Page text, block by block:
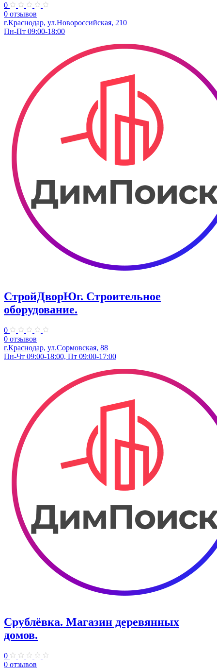
0
0 отзывов
г.Краснодар, ул.Новороссийская, 210
Пн-Пт 09:00-18:00
СтройДворЮг. Строительное
оборудование.
0
0 отзывов
г.Краснодар, ул.Сормовская, 88
Пн-Чт 09:00-18:00, Пт 09:00-17:00
Срублёвка. Магазин деревянных
домов.
0
0 отзывов